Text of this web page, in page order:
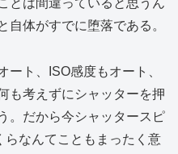
とは間違っていると思うん
自体がすでに堕落である。
ート、ISO感度もオート、
も考えずにシャッターを押
。だから今シャッタースピ
らなんてこともまったく意